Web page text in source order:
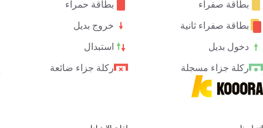
بطاقة صفراء بطاقة حمراء
بطاقة صفراء ثانية خروج بديل
دخول بديل استبدال
ركلة جزاء مسجلة ركلة جزاء ضائعة